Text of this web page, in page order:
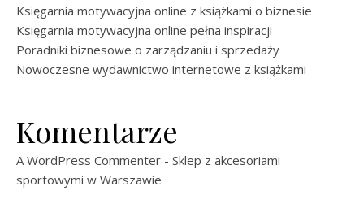
Księgarnia motywacyjna online z książkami o biznesie
Księgarnia motywacyjna online pełna inspiracji
Poradniki biznesowe o zarządzaniu i sprzedaży
Nowoczesne wydawnictwo internetowe z książkami
Komentarze
A WordPress Commenter - Sklep z akcesoriami
sportowymi w Warszawie